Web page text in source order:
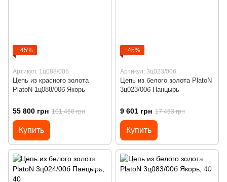
−45%
Артикул: 1ц088/00б
Цепь из красного золота
PlatoN 1ц088/00б Якорь
55 800 грн 101 460 грн
Купить
−45%
Артикул: 3ц023/00б
Цепь из белого золота PlatoN
3ц023/00б Панцырь
9 601 грн 17 453 грн
Купить